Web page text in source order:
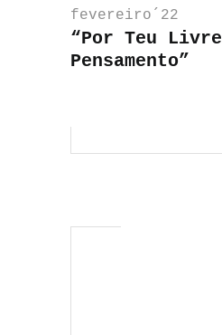
fevereiro´22
“Por Teu Livre
Pensamento”